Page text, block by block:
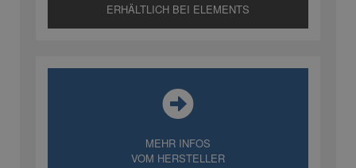
ERHÄLTLICH BEI ELEMENTS
MEHR INFOS
VOM HERSTELLER